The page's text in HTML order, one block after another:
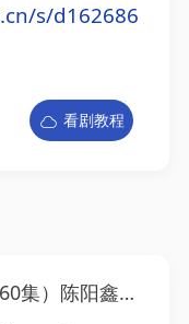
s/d162686
看剧教程
阳鑫＆李宇清